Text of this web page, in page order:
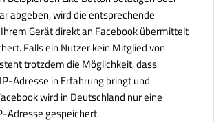
abgeben, wird die entsprechende
Gerät direkt an Facebook übermittelt
Falls ein Nutzer kein Mitglied von
trotzdem die Möglichkeit, dass
Adresse in Erfahrung bringt und
wird in Deutschland nur eine
Adresse gespeichert.